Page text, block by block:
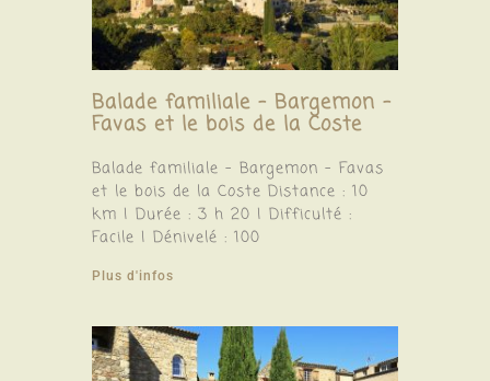
Balade familiale – Bargemon –
Favas et le bois de la Coste
Balade familiale – Bargemon – Favas
et le bois de la Coste Distance : 10
km | Durée : 3 h 20 | Difficulté :
Facile | Dénivelé : 100
Plus d'infos